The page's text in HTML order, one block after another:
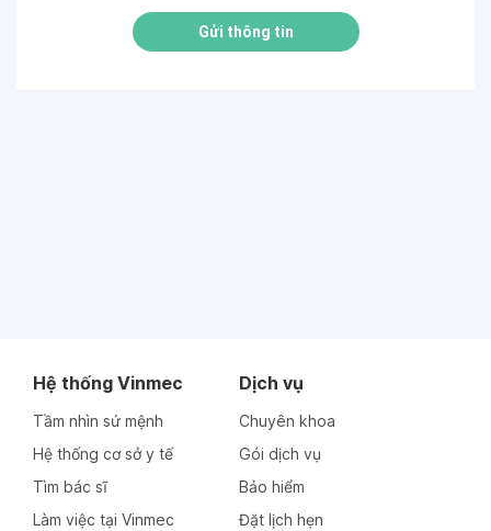
Gửi thông tin
Hệ thống Vinmec
Tầm nhìn sứ mệnh
Hệ thống cơ sở y tế
Tìm bác sĩ
Làm việc tại Vinmec
Dịch vụ
Chuyên khoa
Gói dịch vụ
Bảo hiểm
Đặt lịch hẹn